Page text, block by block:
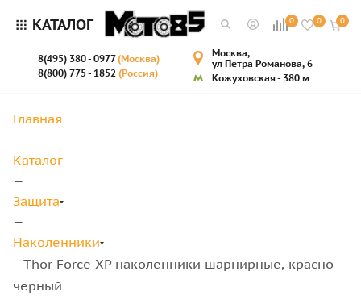
КАТАЛОГ 0 0 0
8(495) 380 - 0977(Москва)
8(800) 775 - 1852 (Россия)
Москва,
ул Петра Романова, 6
Кожуховская - 380 м
Главная
—
Каталог
—
Защита
—
Наколенники
—Thor Force XP наколенники шарнирные, красно-
черный